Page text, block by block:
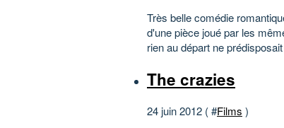
Très belle comédie
d'une pièce joué par les
rien au départ ne
The crazies
24 juin 2012 ( #Films )